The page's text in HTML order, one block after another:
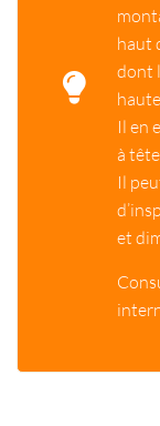
haut
dont
Il en
à
Il
et